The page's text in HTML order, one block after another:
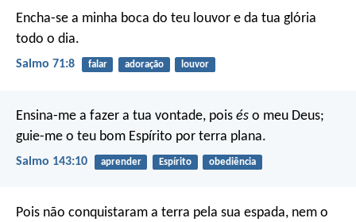
Encha-se a minha boca do teu louvor e da tua glória
todo o dia.
Salmo 71:8 falar adoração louvor
Ensina-me a fazer a tua vontade, pois és o meu Deus;
guie-me o teu bom Espírito por terra plana.
Salmo 143:10 aprender Espírito obediência
Pois não conquistaram a terra pela sua espada, nem o